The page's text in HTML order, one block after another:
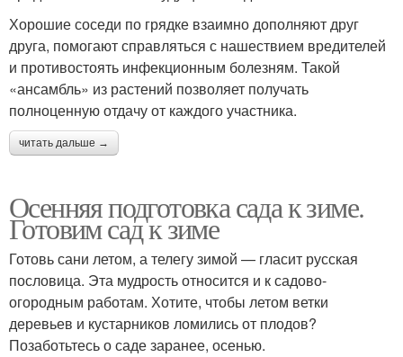
Хорошие соседи по грядке взаимно дополняют друг
друга, помогают справляться с нашествием вредителей
и противостоять инфекционным болезням. Такой
«ансамбль» из растений позволяет получать
полноценную отдачу от каждого участника.
читать дальше →
Осенняя подготовка сада к зиме.
Готовим сад к зиме
Готовь сани летом, а телегу зимой — гласит русская
пословица. Эта мудрость относится и к садово-
огородным работам. Хотите, чтобы летом ветки
деревьев и кустарников ломились от плодов?
Позаботьтесь о саде заранее, осенью.